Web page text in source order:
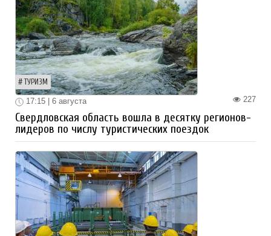
ТУРИЗМ
227
17:15 | 6 августа
Свердловская область вошла в десятку регионов-
лидеров по числу туристических поездок